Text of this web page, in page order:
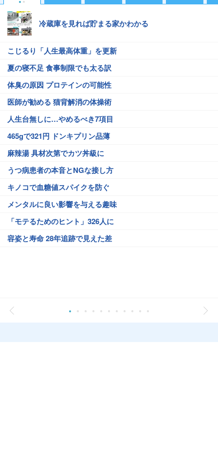
冷蔵庫を見れば貯まる家かわかる
こじるり「人生最高体重」を更新
夏の寝不足 食事制限でも太る訳
体臭の原因 プロテインの可能性
医師が勧める 猫背解消の体操術
人生台無しに…やめるべき7項目
465gで321円 ドンキプリン品薄
麻辣湯 具材次第でカツ丼級に
うつ病患者の本音とNGな接し方
キノコで血糖値スパイクを防ぐ
メンタルに良い影響を与える趣味
「モテるためのヒント」326人に
容姿と寿命 28年追跡で見えた差